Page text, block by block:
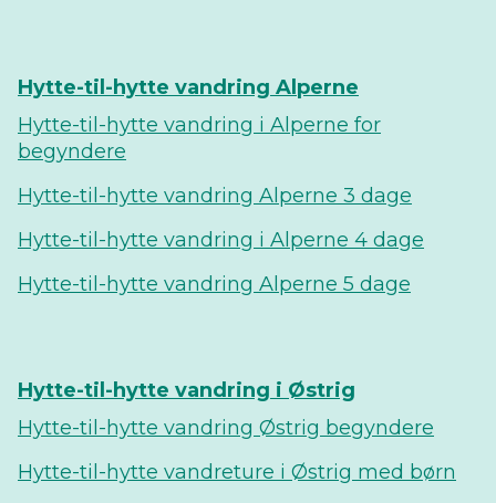
Hytte-til-hytte vandring Alperne
Hytte-til-hytte vandring i Alperne for
begyndere
Hytte-til-hytte vandring Alperne 3 dage
Hytte-til-hytte vandring i Alperne 4 dage
Hytte-til-hytte vandring Alperne 5 dage
Hytte-til-hytte vandring i Østrig
Hytte-til-hytte vandring Østrig begyndere
Hytte-til-hytte vandreture i Østrig med børn